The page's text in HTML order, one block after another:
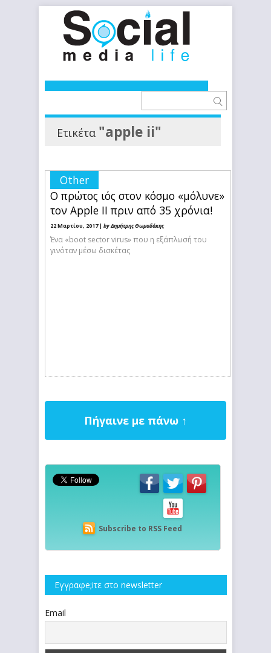
Ετικέτα "apple ii"
Other
Ο πρώτος ιός στον κόσμο «μόλυνε»
τον Apple II πριν από 35 χρόνια!
22 Μαρτίου, 2017 | by Δημήτρης Θωμαδάκης
Ένα «boot sector virus» που η εξάπλωσή του
γινόταν μέσω δισκέτας
Πήγαινε με πάνω ↑
Subscribe to RSS Feed
Εγγραφe;iτε στο newsletter
Email